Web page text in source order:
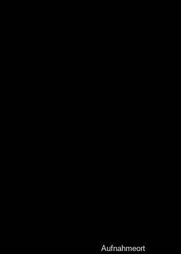
Aufnahmeort